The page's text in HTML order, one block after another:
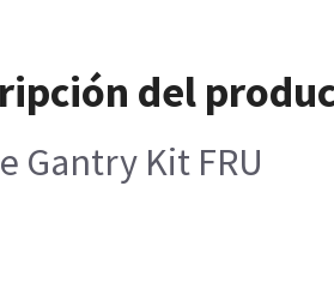
del
Gantry Kit FRU